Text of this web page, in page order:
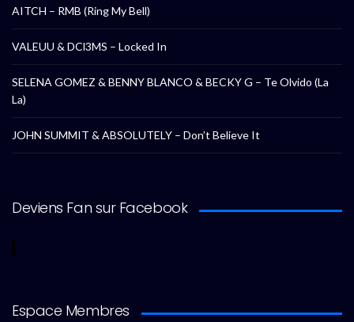
AITCH – RMB (Ring My Bell)
VALEUU & DCl3MS – Locked In
SELENA GOMEZ & BENNY BLANCO & BECKY G – Te Olvido (La
La)
JOHN SUMMIT & ABSOLUTELY – Don’t Believe It
Deviens Fan sur Facebook
Espace Membres